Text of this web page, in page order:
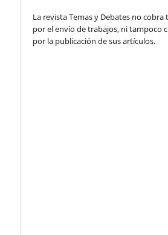
La revista Temas y Debates no cobra
por el envío de trabajos, ni tampoco
por la publicación de sus artículos.